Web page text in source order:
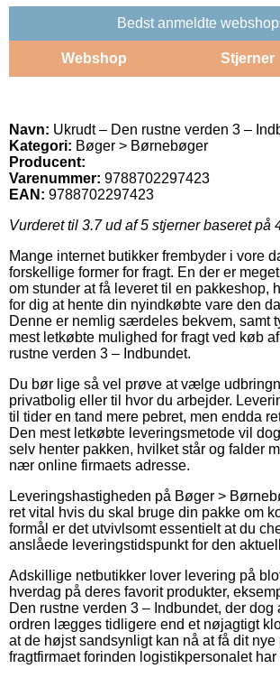
Bedst anmeldte
Webshop Stjerner
Navn: Ukrudt – Den rustne verden 3 –
Kategori: Bøger > Børnebøger
Producent:
Varenummer: 9788702297423
EAN: 9788702297423
Vurderet til 3.7ud af 5 stjerner baseret på
Mange internet butikker frembyder i vore
forskellige former for fragt. En der er
om stunder at få leveret til en pakkeshop,
for dig at hente din nyindkøbte vare den
Denne er nemlig særdeles bekvem, samt
mest letkøbte mulighed for fragt ved køb
rustne verden 3 – Indbundet.
Du bør lige så vel prøve at vælge
privatbolig eller til hvor du arbejder.
til tider en tand mere pebret, men endda
Den mest letkøbte leveringsmetode vil
selv henter pakken, hvilket står og falder
nær online firmaets adresse.
Leveringshastigheden på Bøger >
ret vital hvis du skal bruge din pakke om
formål er det utvivlsomt essentielt at du
anslåede leveringstidspunkt for den
Adskillige netbutikker lover levering på
hverdag på deres favorit produkter,
Den rustne verden 3 – Indbundet, der
ordren lægges tidligere end et nøjagtigt
at de højst sandsynligt kan nå at få dit nye
fragtfirmaet forinden logistikpersonalet har